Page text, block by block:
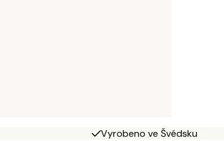
Vyrobeno ve Švédsku